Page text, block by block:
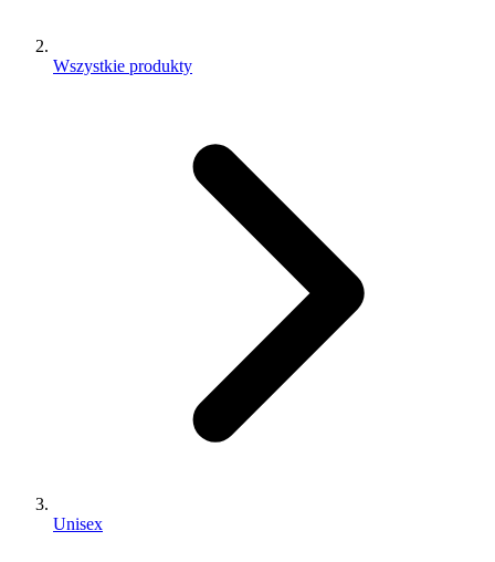
Wszystkie produkty
Unisex